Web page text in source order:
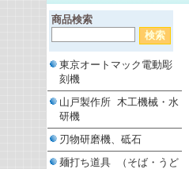
商品検索
東京オートマック電動彫
刻機
山戸製作所 木工機械・水
研機
刃物研磨機、砥石
麺打ち道具 （そば・うど